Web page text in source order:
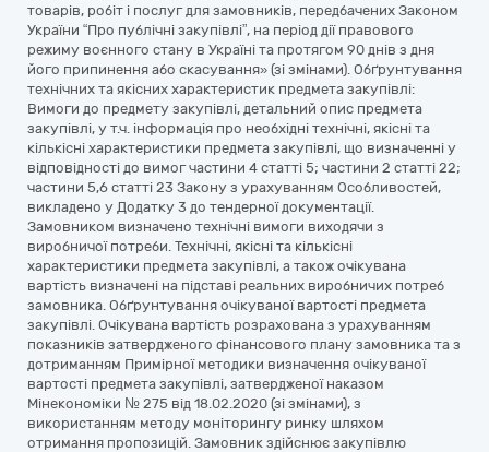
товарів, робіт і послуг для замовників, передбачених Законом
України “Про публічні закупівлі”, на період дії правового
режиму воєнного стану в Україні та протягом 90 днів з дня
його припинення або скасування» (зі змінами). Обґрунтування
технічних та якісних характеристик предмета закупівлі:
Вимоги до предмету закупівлі, детальний опис предмета
закупівлі, у т.ч. інформація про необхідні технічні, якісні та
кількісні характеристики предмета закупівлі, що визначенні у
відповідності до вимог частини 4 статті 5; частини 2 статті 22;
частини 5,6 статті 23 Закону з урахуванням Особливостей,
викладено у Додатку 3 до тендерної документації.
Замовником визначено технічні вимоги виходячи з
виробничої потреби. Технічні, якісні та кількісні
характеристики предмета закупівлі, а також очікувана
вартість визначені на підставі реальних виробничих потреб
замовника. Обґрунтування очікуваної вартості предмета
закупівлі. Очікувана вартість розрахована з урахуванням
показників затвердженого фінансового плану замовника та з
дотриманням Примірної методики визначення очікуваної
вартості предмета закупівлі, затвердженої наказом
Мінекономіки № 275 від 18.02.2020 (зі змінами), з
використанням методу моніторингу ринку шляхом
отримання пропозицій. Замовник здійснює закупівлю